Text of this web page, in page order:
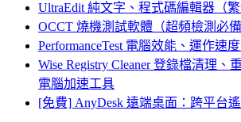
UltraEdit 純文字、程式碼編輯器（繁
OCCT 燒機測試軟體（超頻檢測必備
PerformanceTest 電腦效能、運作速
Wise Registry Cleaner 登錄檔清理、
電腦加速工具
[免費] AnyDesk 遠端桌面：跨平台